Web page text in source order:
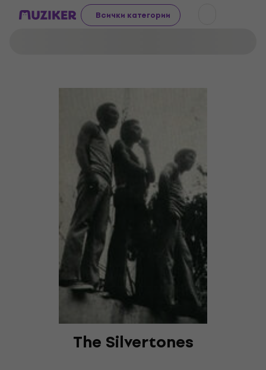
Всички категории
The Silvertones